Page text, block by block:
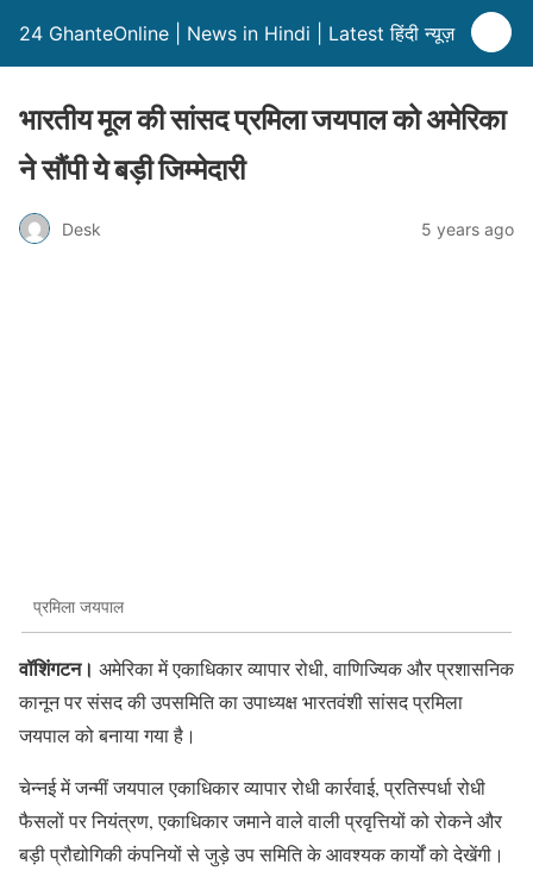
24 GhanteOnline | News in Hindi | Latest हिंदी न्यूज़
भारतीय मूल की सांसद प्रमिला जयपाल को अमेरिका
ने सौंपी ये बड़ी जिम्मेदारी
Desk 5 years ago
प्रमिला जयपाल
वॉशिंगटन। अमेरिका में एकाधिकार व्यापार रोधी, वाणिज्यिक और प्रशासनिक
कानून पर संसद की उपसमिति का उपाध्यक्ष भारतवंशी सांसद प्रमिला
जयपाल को बनाया गया है।
चेन्नई में जन्मीं जयपाल एकाधिकार व्यापार रोधी कार्रवाई, प्रतिस्पर्धा रोधी
फैसलों पर नियंत्रण, एकाधिकार जमाने वाले वाली प्रवृत्तियों को रोकने और
बड़ी प्रौद्योगिकी कंपनियों से जुड़े उप समिति के आवश्यक कार्यों को देखेंगी।